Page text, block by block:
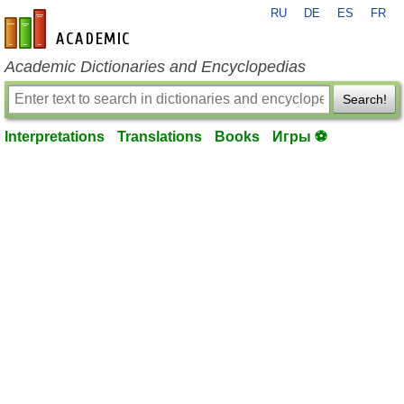
en-academic.com
RU DE ES FR
Academic Dictionaries and Encyclopedias
Search!
Interpretations Translations Books Игры ⚽